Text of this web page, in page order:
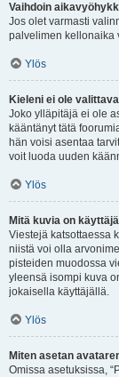
Vaihdoin
Jos olet varmasti
palvelimen kellonaika
Ylös
Kieleni ei ole
Joko ylläpitäjä ei ole
kääntänyt tätä
hän voisi asentaa
voit luoda uuden
Ylös
Mitä kuvia on
Viestejä katsottaessa
niistä voi olla
pisteiden muodossa
yleensä isompi kuva
jokaisella käyttäjällä.
Ylös
Miten asetan
Omissa asetuksissa,